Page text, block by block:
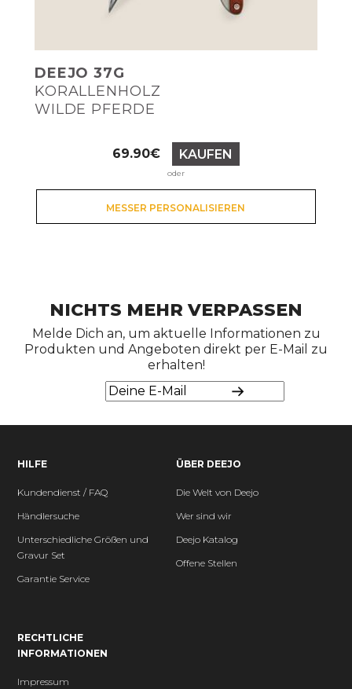
DEEJO 37G
KORALLENHOLZ
WILDE PFERDE
Preis
69.90€ KAUFEN
oder
MESSER PERSONALISIEREN
NICHTS MEHR VERPASSEN
Melde Dich an, um aktuelle Informationen zu
Produkten und Angeboten direkt per E-Mail zu
erhalten!
HILFE
Kundendienst / FAQ
Händlersuche
Unterschiedliche Größen und
Gravur Set
Garantie Service
ÜBER DEEJO
Die Welt von Deejo
Wer sind wir
Deejo Katalog
Offene Stellen
RECHTLICHE
INFORMATIONEN
Impressum